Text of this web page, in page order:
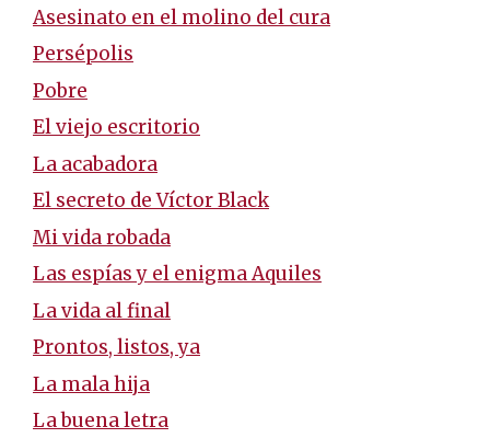
Asesinato en el molino del cura
Persépolis
Pobre
El viejo escritorio
La acabadora
El secreto de Víctor Black
Mi vida robada
Las espías y el enigma Aquiles
La vida al final
Prontos, listos, ya
La mala hija
La buena letra